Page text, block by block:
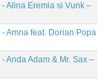
- Alina Eremia si Vunk –
- Amna feat. Dorian Popa
- Anda Adam & Mr. Sax –